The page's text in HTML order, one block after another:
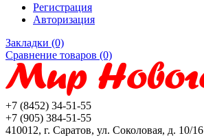
Регистрация
Авторизация
Закладки (0)
Сравнение товаров (0)
+7 (8452) 34-51-55
+7 (905) 384-51-55
410012, г. Саратов, ул. Соколовая, д. 10/16